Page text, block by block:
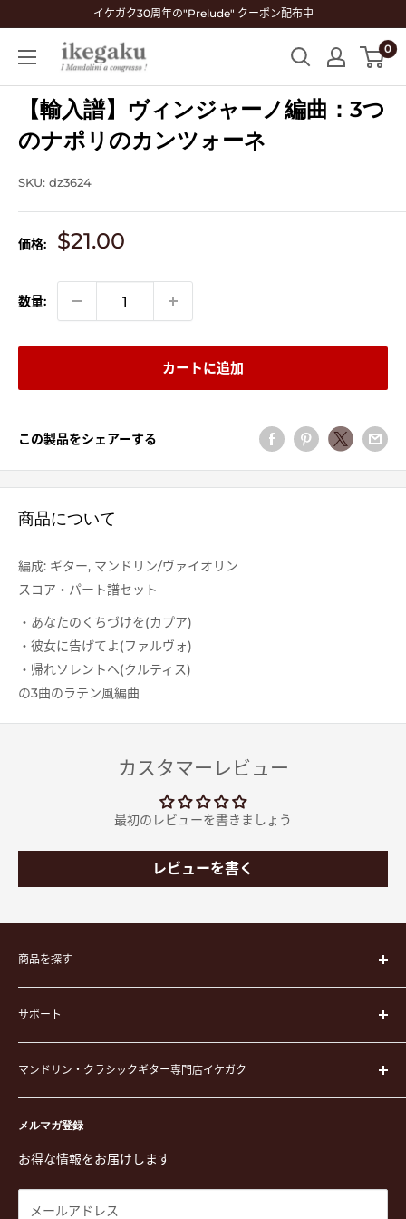
ン
イケガク30周年の"Prelude" クーポン配布中
Mandolin
&
Guitar
Shop
ikegaku
0
【輸入譜】ヴィンジャーノ編曲：3つ
のナポリのカンツォーネ
SKU: dz3624
価格:
販
価
格
$21.00
数量:
カートに追加
この製品をシェアーする
商品について
編成: ギター, マンドリン/ヴァイオリン
スコア・パート譜セット
・あなたのくちづけを(カプア)
・彼女に告げてよ(ファルヴォ)
・帰れソレントへ(クルティス)
の3曲のラテン風編曲
カスタマーレビュー
最初のレビューを書きましょう
レビューを書く
商品を探す
楽器
楽器ケース
弦
ピック
演奏用品
ステーショナリー&アクセサリー
楽譜
DVD
サポート
運営会社
イケガクについて
お買い物ガイド
特定商取引法に基づく表示
プライバシーポリシー
商品検索
メルマガ登録
お得な情報をお届けします
メールアドレス
マンドリン・クラシックギター専門店イケガク
〒171-0021 東京都豊島区西池袋3-23-5 芦沢ビル2F
TEL. 03-5952-1391 / FAX. 03-5952-1392
営業時間 月-水,金,土 11:00-19:00 / 日,祝 11:00-18:00 (木曜定
休)